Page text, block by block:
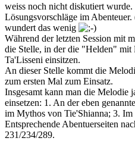
weiss noch nicht diskutiert
Lösungsvorschläge im
wundert das wenig
Während der letzten Session mit
die Stelle, in der die "Helden" mit
Ta'Lisseni einsitzen.
An dieser Stelle kommt die
zum ersten Mal zum Einsatz.
Insgesamt kann man die Melodie
einsetzen: 1. An der eben
im Mythos von Tie'Shianna; 3. Im
Entsprechende Abentuerseiten
231/234/289.